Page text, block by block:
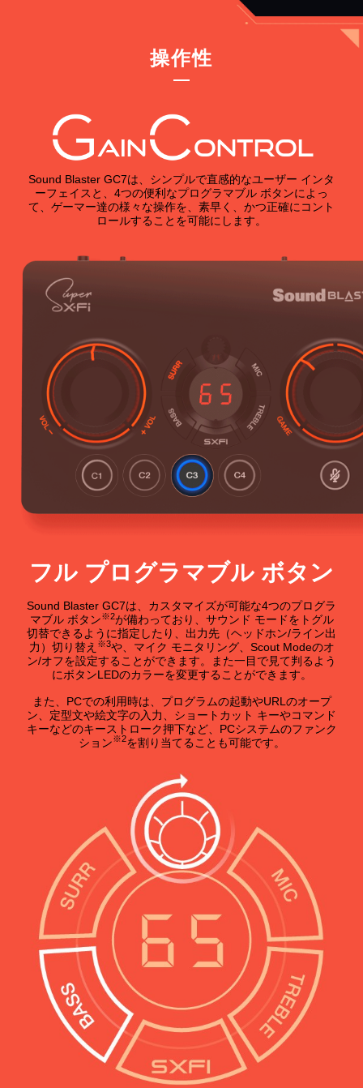
操作性
AIN ONTROL
Sound Blaster GC7は、シンプルで直感的なユーザー インタ
ーフェイスと、4つの便利なプログラマブル ボタンによっ
て、ゲーマー達の様々な操作を、素早く、かつ正確にコント
ロールすることを可能にします。
フル プログラマブル ボタン
Sound Blaster GC7は、カスタマイズが可能な4つのプログラ
マブル ボタン※2が備わっており、サウンド モードをトグル
切替できるように指定したり、出力先（ヘッドホン/ライン出
力）切り替え ※3や、マイク モニタリング、Scout Modeのオ
ン/オフを設定することができます。また一目で見て判るよう
にボタンLEDのカラーを変更することができます。
また、PCでの利用時は、プログラムの起動やURLのオープ
ン、定型文や絵文字の入力、ショートカット キーやコマンド
キーなどのキーストローク押下など、PCシステムのファンク
ション※2を割り当てることも可能です。